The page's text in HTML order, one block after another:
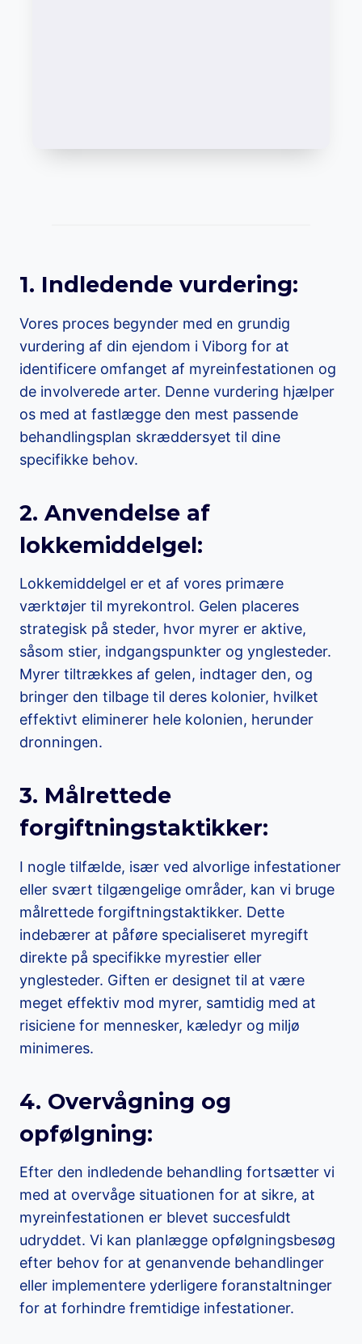
1. Indledende vurdering:
Vores proces begynder med en grundig
vurdering af din ejendom i Viborg for at
identificere omfanget af myreinfestationen og
de involverede arter. Denne vurdering hjælper
os med at fastlægge den mest passende
behandlingsplan skræddersyet til dine
specifikke behov.
2. Anvendelse af
lokkemiddelgel:
Lokkemiddelgel er et af vores primære
værktøjer til myrekontrol. Gelen placeres
strategisk på steder, hvor myrer er aktive,
såsom stier, indgangspunkter og ynglesteder.
Myrer tiltrækkes af gelen, indtager den, og
bringer den tilbage til deres kolonier, hvilket
effektivt eliminerer hele kolonien, herunder
dronningen.
3. Målrettede
forgiftningstaktikker:
I nogle tilfælde, især ved alvorlige infestationer
eller svært tilgængelige områder, kan vi bruge
målrettede forgiftningstaktikker. Dette
indebærer at påføre specialiseret myregift
direkte på specifikke myrestier eller
ynglesteder. Giften er designet til at være
meget effektiv mod myrer, samtidig med at
risiciene for mennesker, kæledyr og miljø
minimeres.
4. Overvågning og
opfølgning:
Efter den indledende behandling fortsætter vi
med at overvåge situationen for at sikre, at
myreinfestationen er blevet succesfuldt
udryddet. Vi kan planlægge opfølgningsbesøg
efter behov for at genanvende behandlinger
eller implementere yderligere foranstaltninger
for at forhindre fremtidige infestationer.